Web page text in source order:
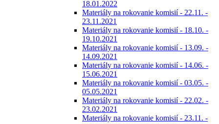
18.01.2022
Materiály na rokovanie komisií - 22.11. -
23.11.2021
Materiály na rokovanie komisií - 18.10. -
19.10.2021
Materiály na rokovanie komisií - 13.09. -
14.09.2021
Materiály na rokovanie komisií - 14.06. -
15.06.2021
Materiály na rokovanie komisií - 03.05. -
05.05.2021
Materiály na rokovanie komisií - 22.02. -
23.02.2021
Materiály na rokovanie komisií - 23.11. -